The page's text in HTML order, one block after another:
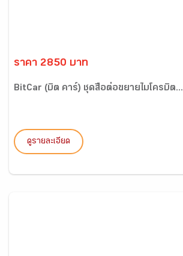
ราคา 2850 บาท
BitCar (บิต คาร์) ชุดสื่อต่อขยายไมโครบิต...
ดูรายละเอียด